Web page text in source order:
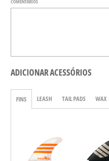
COMENTÁRIOS
ADICIONAR ACESSÓRIOS
FINS LEASH TAIL PADS WAX